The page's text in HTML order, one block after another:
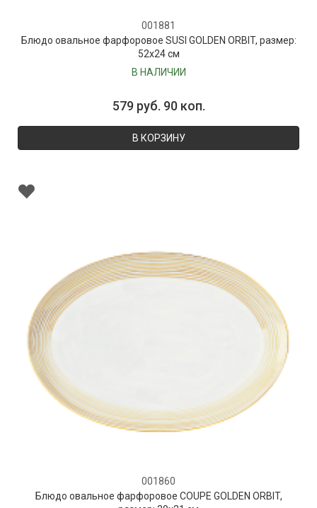
001881
Блюдо овальное фарфоровое SUSI GOLDEN ORBIT, размер:
52х24 см
В НАЛИЧИИ
579 руб. 90 коп.
В КОРЗИНУ
001860
Блюдо овальное фарфоровое COUPE GOLDEN ORBIT,